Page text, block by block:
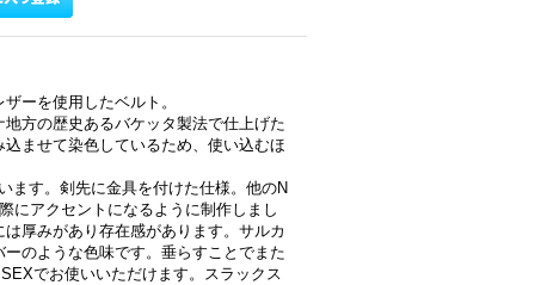
ーを使用したベルト。
方の歴史あるバケッタ製法で仕上げた
ませて染色しているため、使い込むほ
ます。剣先に金具を付けた仕様。他のN
にアクセントになるように制作しまし
厚みがあり存在感があります。サルカ
のような色味です。垂らすことでまた
でお使いいただけます。スラックス